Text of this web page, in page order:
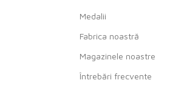
Medalii
Fabrica noastră
Magazinele noastre
Întrebări frecvente